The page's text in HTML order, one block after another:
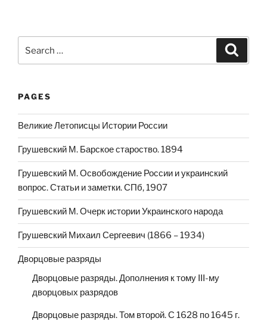
for:
PAGES
Великие Летописцы Истории России
Грушевский М. Барское староство. 1894
Грушевский М. Освобождение России и украинский
вопрос. Статьи и заметки. СПб, 1907
Грушевский М. Очерк истории Украинского народа
Грушевский Михаил Сергеевич (1866 – 1934)
Дворцовые разряды
Дворцовые разряды. Дополнения к тому III-му
дворцовых разрядов
Дворцовые разряды. Том второй. С 1628 по 1645 г.